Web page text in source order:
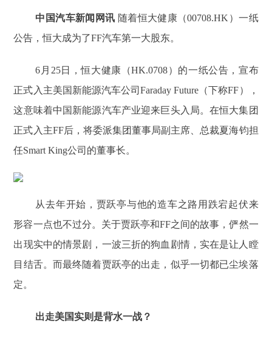
中国汽车新闻网讯 随着恒大健康（00708.HK）一纸
公告，恒大成为了FF汽车第一大股东。
6月25日，恒大健康（HK.0708）的一纸公告，宣布
正式入主美国新能源汽车公司Faraday Future（下称FF），
这意味着中国新能源汽车产业迎来巨头入局。在恒大集团
正式入主FF后，将委派集团董事局副主席、总裁夏海钧担
任Smart King公司的董事长。
从去年开始，贾跃亭与他的造车之路用跌宕起伏来
形容一点也不过分。关于贾跃亭和FF之间的故事，俨然一
出现实中的情景剧，一波三折的狗血剧情，实在是让人瞠
目结舌。而最终随着贾跃亭的出走，似乎一切都已尘埃落
定。
出走美国实则是背水一战？